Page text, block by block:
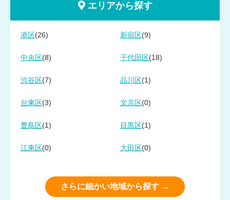
エリアから探す
港区 (26) 新宿区 (9)
中央区 (8) 千代田区 (18)
渋谷区 (7) 品川区 (1)
台東区 (3) 文京区 (0)
豊島区 (1) 目黒区 (1)
江東区 (0) 大田区 (0)
さらに細かい地域から探す →